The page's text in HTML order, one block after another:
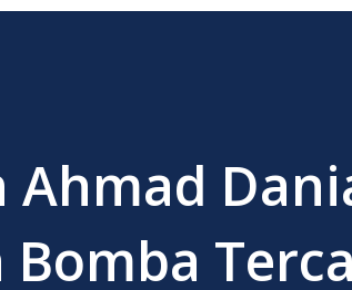
Ahmad
Bomba